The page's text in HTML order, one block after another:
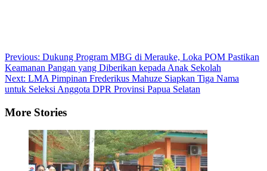
Post
navigation
Previous: Dukung Program MBG di Merauke, Loka POM Pastikan
Keamanan Pangan yang Diberikan kepada Anak Sekolah
Next: LMA Pimpinan Frederikus Mahuze Siapkan Tiga Nama
untuk Seleksi Anggota DPR Provinsi Papua Selatan
More Stories